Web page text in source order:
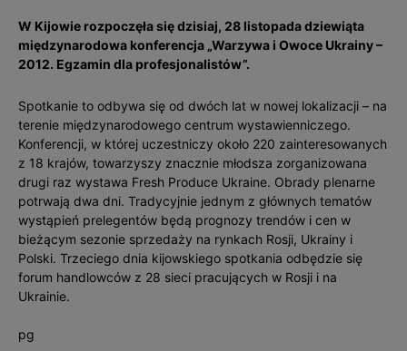
W Kijowie rozpoczęła się dzisiaj, 28 listopada dziewiąta
międzynarodowa konferencja „Warzywa i Owoce Ukrainy –
2012. Egzamin dla profesjonalistów”.
Spotkanie to odbywa się od dwóch lat w nowej lokalizacji – na
terenie międzynarodowego centrum wystawienniczego.
Konferencji, w której uczestniczy około 220 zainteresowanych
z 18 krajów, towarzyszy znacznie młodsza zorganizowana
drugi raz wystawa Fresh Produce Ukraine. Obrady plenarne
potrwają dwa dni. Tradycyjnie jednym z głównych tematów
wystąpień prelegentów będą prognozy trendów i cen w
bieżącym sezonie sprzedaży na rynkach Rosji, Ukrainy i
Polski. Trzeciego dnia kijowskiego spotkania odbędzie się
forum handlowców z 28 sieci pracujących w Rosji i na
Ukrainie.
pg